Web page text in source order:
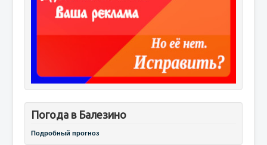
Погода в Балезино
Подробный прогноз